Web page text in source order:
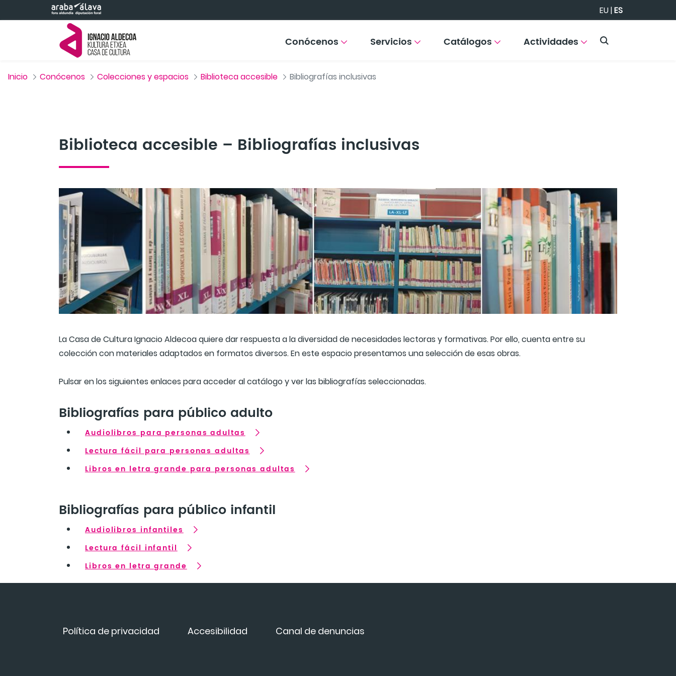
Saltar al contenido principal EU|ES
Conócenos Servicios Catálogos Actividades
Inicio Conócenos Colecciones y espacios Biblioteca accesible Bibliografías inclusivas
Biblioteca accesible – Bibliografías inclusivas
La Casa de Cultura Ignacio Aldecoa quiere dar respuesta a la diversidad de necesidades lectoras y formativas. Por ello, cuenta entre su
colección con materiales adaptados en formatos diversos. En este espacio presentamos una selección de esas obras.
Pulsar en los siguientes enlaces para acceder al catálogo y ver las bibliografías seleccionadas.
Bibliografías para público adulto
Audiolibros para personas adultas
Lectura fácil para personas adultas
Libros en letra grande para personas adultas
Bibliografías para público infantil
Audiolibros infantiles
Lectura fácil infantil
Libros en letra grande
Política de privacidad Accesibilidad Canal de denuncias